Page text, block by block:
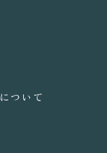
ついて